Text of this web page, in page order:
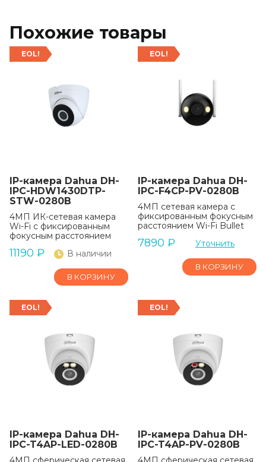
Похожие товары
EOL!
IP-камера Dahua DH-
IPC-HDW1430DTP-
STW-0280B
4МП ИК-сетевая камера
Wi-Fi с фиксированным
фокусным расстоянием
11190 ₽ В наличии
В КОРЗИНУ
EOL!
IP-камера Dahua DH-
IPC-F4CP-PV-0280B
4МП сетевая камера с
фиксированным фокусным
расстоянием Wi-Fi Bullet
7890 ₽ Уточнить
В КОРЗИНУ
EOL!
IP-камера Dahua DH-
IPC-T4AP-LED-0280B
EOL!
IP-камера Dahua DH-
IPC-T4AP-PV-0280B